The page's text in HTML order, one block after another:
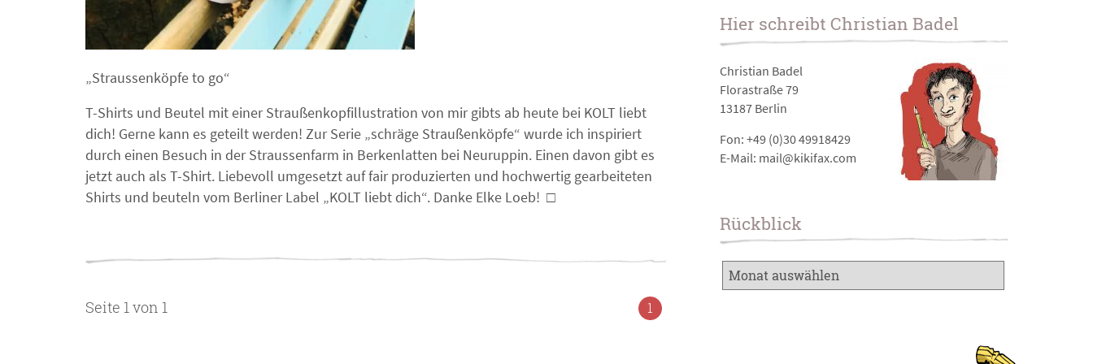
„Straussenköpfe to go“
T-Shirts und Beutel mit einer Straußenkopfillustration von mir gibts ab heute bei KOLT liebt
dich! Gerne kann es geteilt werden! Zur Serie „schräge Straußenköpfe“ wurde ich inspiriert
durch einen Besuch in der Straussenfarm in Berkenlatten bei Neuruppin. Einen davon gibt es
jetzt auch als T-Shirt. Liebevoll umgesetzt auf fair produzierten und hochwertig gearbeiteten
Shirts und beuteln vom Berliner Label „KOLT liebt dich“. Danke Elke Loeb! □
Seite 1 von 1 1
Hier schreibt Christian Badel
Christian Badel
Florastraße 79
13187 Berlin
Fon: +49 (0)30 49918429
E-Mail: mail@kikifax.com
Rückblick